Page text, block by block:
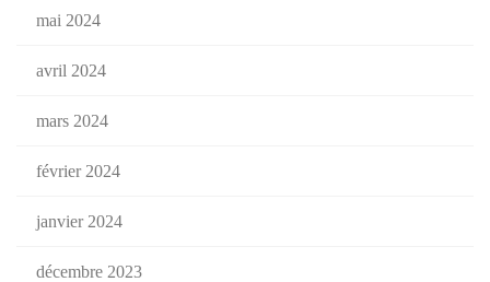
mai 2024
avril 2024
mars 2024
février 2024
janvier 2024
décembre 2023